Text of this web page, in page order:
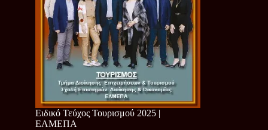
Ειδικό Τεύχος Τουρισμού 2025 |
ΕΛΜΕΠΑ